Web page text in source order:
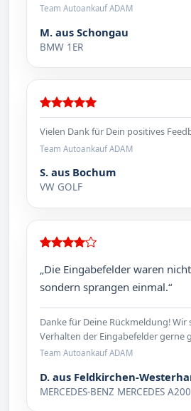
Team Autoankauf ADAM
M. aus Schongau
BMW 1ER
Vielen Dank für Dein positives
Team Autoankauf ADAM
S. aus Bochum
VW GOLF
„Die Eingabefelder waren
sondern sprangen einmal.“
Danke für Deine Rückmeldung! Wir
Verhalten der Eingabefelder gerne
Team Autoankauf ADAM
D. aus Feldkirchen-
MERCEDES-BENZ MERCEDES